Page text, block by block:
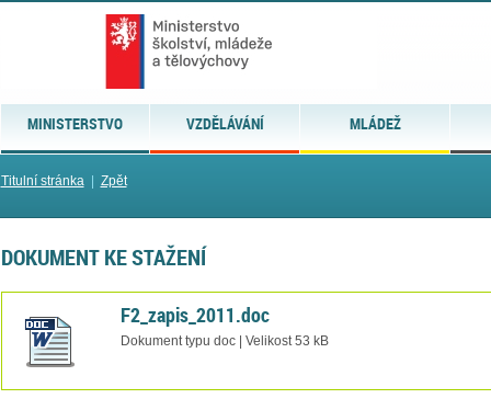
MINISTERSTVO VZDĚLÁVÁNÍ MLÁDEŽ
Titulní stránka| Zpět
DOKUMENT KE STAŽENÍ
F2_zapis_2011.doc
Dokument typu doc | Velikost 53 kB